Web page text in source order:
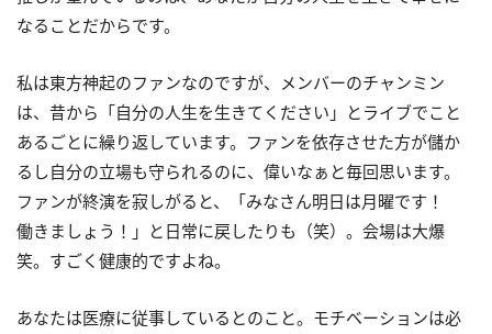
なることだからです。
私は東方神起のファンなのですが、メンバーのチャンミン
は、昔から「自分の人生を生きてください」とライブでこと
あるごとに繰り返しています。ファンを依存させた方が儲か
るし自分の立場も守られるのに、偉いなぁと毎回思います。
ファンが終演を寂しがると、「みなさん明日は月曜です！
働きましょう！」と日常に戻したりも（笑）。会場は大爆
笑。すごく健康的ですよね。
あなたは医療に従事しているとのこと。モチベーションは必